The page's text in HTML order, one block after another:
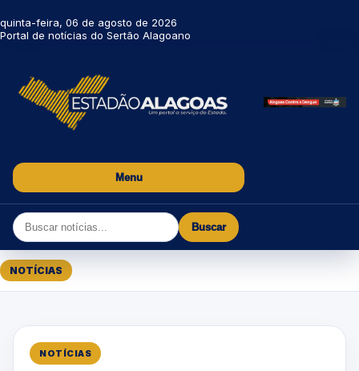
quinta-feira, 06 de agosto de 2026
Portal de notícias do Sertão Alagoano
Menu
Buscar
NOTÍCIAS
NOTÍCIAS